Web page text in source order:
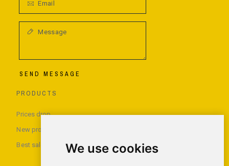
We use cookies
SEND MESSAGE
PRODUCTS
Prices drop
New products
Best sales